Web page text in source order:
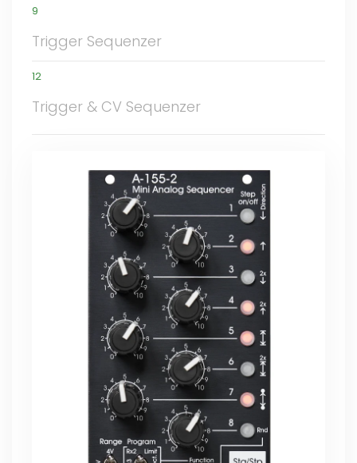
9
Trigger Sequenzer
12
Trigger & CV Sequenzer